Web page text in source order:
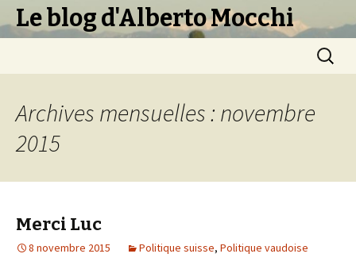
Le blog d'Alberto Mocchi
principal
Archives mensuelles : novembre
2015
Merci Luc
8 novembre 2015 Politique suisse, Politique vaudoise